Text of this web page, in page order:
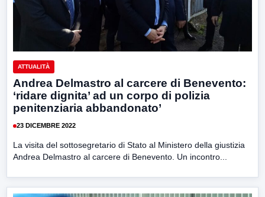
ATTUALITÀ
Andrea Delmastro al carcere di Benevento:
‘ridare dignita’ ad un corpo di polizia
penitenziaria abbandonato’
23 DICEMBRE 2022
La visita del sottosegretario di Stato al Ministero della giustizia
Andrea Delmastro al carcere di Benevento. Un incontro...